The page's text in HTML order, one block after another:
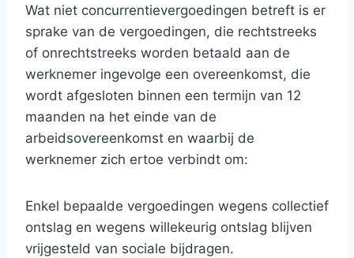
Wat niet concurrentievergoedingen betreft is er
sprake van de vergoedingen, die rechtstreeks
of onrechtstreeks worden betaald aan de
werknemer ingevolge een overeenkomst, die
wordt afgesloten binnen een termijn van 12
maanden na het einde van de
arbeidsovereenkomst en waarbij de
werknemer zich ertoe verbindt om:
Enkel bepaalde vergoedingen wegens collectief
ontslag en wegens willekeurig ontslag blijven
vrijgesteld van sociale bijdragen.